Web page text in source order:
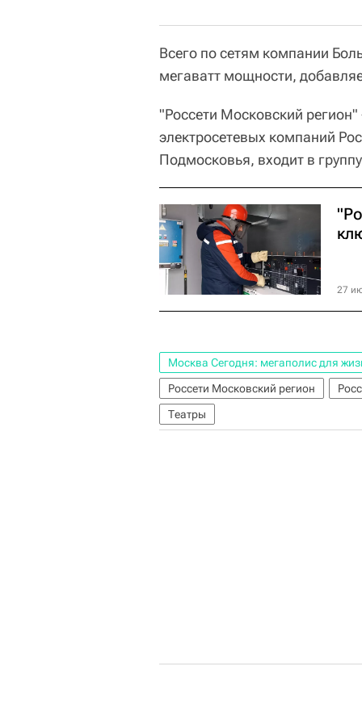
Всего по сетям компании
мегаватт мощности,
"Россети Московский
электросетевых компаний
Подмосковья, входит в
27
Москва Сегодня: мегаполис для
Россети Московский регион
Театры